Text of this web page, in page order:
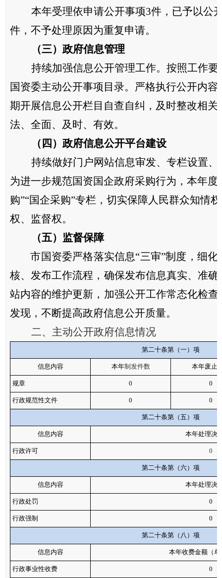
本年受理依申请公开事项3件，已予以公
件，不予处理原因为重复申请。
（三） 政府信息管理
持续加强信息公开管理工作。按照工作
国资委主动公开事项目录。严格执行公开内
期开展信息公开栏目自查自纠，及时整改相关
法、全面、及时、有效。
（四） 政府信息公开平台建设
持续做好门户网站信息审发、专栏设置
为进一步规范国资国企政府采购行为，本年度
购”“国企采购”专栏，切实保障人民群众知情
权、监督权。
（五） 监督保障
市国资委严格落实信息“三审”制度，细
核、发布工作流程，确保发布信息真实、准
站内容的维护更新，加强公开工作常态化检
发现，不断提高政府信息公开质量。
二、主动公开政府信息情况
第二十条第（一）项
信息内容 本年制发件数 本年废止
规章 0 0
行政规范性文件 0 0
第二十条第（五）项
信息内容 本年处理决
行政许可 0
第二十条第（六）项
信息内容 本年处理决
行政处罚 0
行政强制 0
第二十条第（八）项
信息内容 本年收费金额（
行政事业性收费 0